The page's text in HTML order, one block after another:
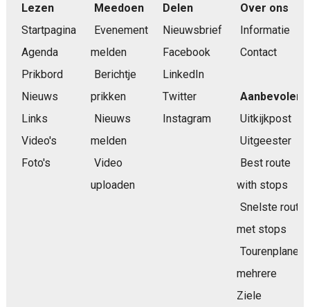
Lezen
Startpagina
Agenda
Prikbord
Nieuws
Links
Video's
Foto's
Meedoen
Evenement
melden
Berichtje
prikken
Nieuws
melden
Video
uploaden
Delen
Nieuwsbrief
Facebook
LinkedIn
Twitter
Instagram
Over ons
Informatie
Contact
Aanbevolen
Uitkijkpost
Uitgeester
Best route
with stops
Snelste route
met stops
Tourenplaner
mehrere
Ziele